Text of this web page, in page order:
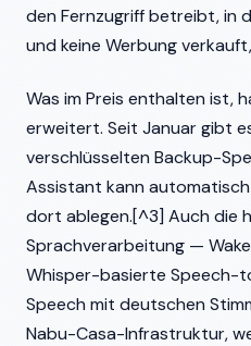
den Fernzugriff betreibt, in
und keine Werbung
Was im Preis enthalten ist,
erweitert. Seit Januar gibt
verschlüsselten Backup-
Assistant kann
dort ablegen.[^3] Auch die
Sprachverarbeitung —
Whisper-basierte
Speech mit deutschen
Nabu-Casa-Infrastruktur,